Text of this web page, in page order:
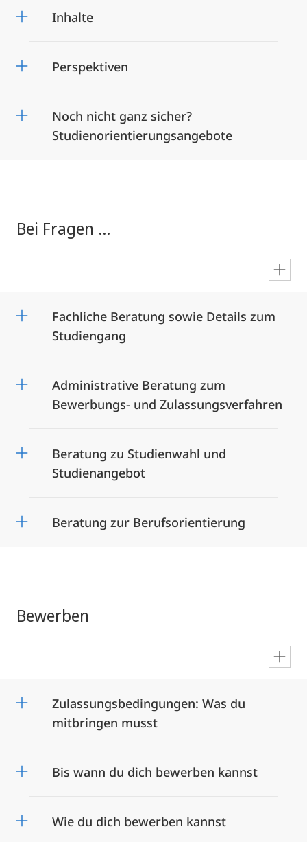
Inhalte
Perspektiven
Noch nicht ganz sicher?
Studienorientierungsangebote
Bei Fragen ...
Fachliche Beratung sowie Details zum
Studiengang
Administrative Beratung zum
Bewerbungs- und Zulassungsverfahren
Beratung zu Studienwahl und
Studienangebot
Beratung zur Berufsorientierung
Bewerben
Zulassungsbedingungen: Was du
mitbringen musst
Bis wann du dich bewerben kannst
Wie du dich bewerben kannst